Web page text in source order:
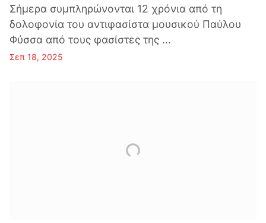
Σήμερα συμπληρώνονται 12 χρόνια από τη
δολοφονία του αντιφασίστα μουσικού Παύλου
Φύσσα από τους φασίστες της ...
Σεπ 18, 2025